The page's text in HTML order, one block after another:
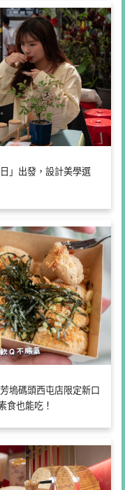
」出發，設計美學選
塢碼頭西屯店限定新口
食也能吃！